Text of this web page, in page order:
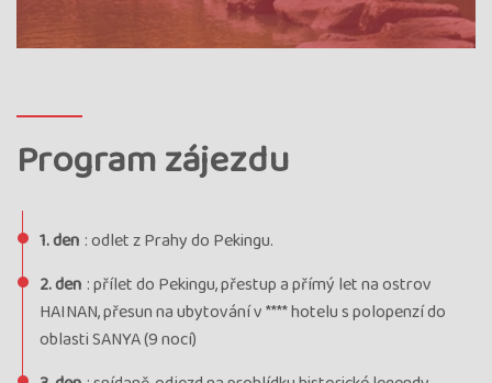
Program zájezdu
1. den : odlet z Prahy do Pekingu.
2. den : přílet do Pekingu, přestup a přímý let na ostrov
HAINAN, přesun na ubytování v **** hotelu s polopenzí do
oblasti SANYA (9 nocí)